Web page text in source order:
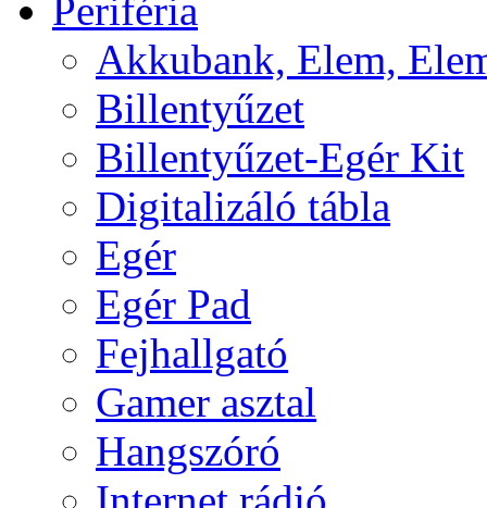
Periféria
Akkubank, Elem,
Billentyűzet
Billentyűzet-Egér Kit
Digitalizáló tábla
Egér
Egér Pad
Fejhallgató
Gamer asztal
Hangszóró